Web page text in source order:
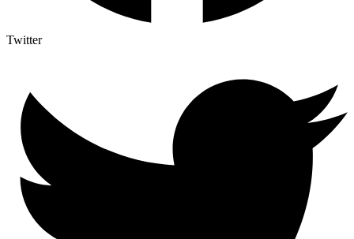
Twitter